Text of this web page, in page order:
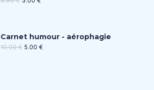
Carnet humour - aérophagie
10.00€ 5.00 €